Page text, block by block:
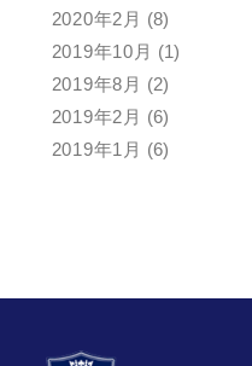
2020年2月 (8)
2019年10月 (1)
2019年8月 (2)
2019年2月 (6)
2019年1月 (6)